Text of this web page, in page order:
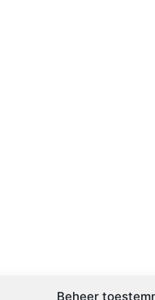
Beheer